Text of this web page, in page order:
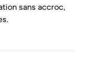
sans accroc,